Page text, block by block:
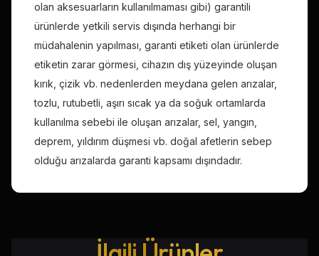
olan aksesuarların kullanılmaması gibi) garantili
ürünlerde yetkili servis dışında herhangi bir
müdahalenin yapılması, garanti etiketi olan ürünlerde
etiketin zarar görmesi, cihazın dış yüzeyinde oluşan
kırık, çizik vb. nedenlerden meydana gelen arızalar,
tozlu, rutubetli, aşırı sıcak ya da soğuk ortamlarda
kullanılma sebebi ile oluşan arızalar, sel, yangın,
deprem, yıldırım düşmesi vb. doğal afetlerin sebep
olduğu arızalarda garanti kapsamı dışındadır.